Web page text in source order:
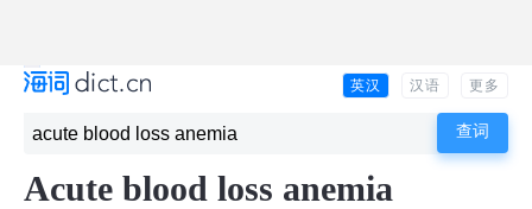
英汉 汉语 更多
Acute blood loss anemia